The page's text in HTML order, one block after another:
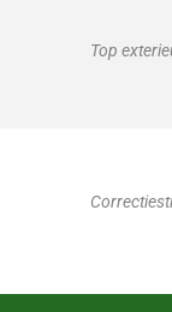
Top